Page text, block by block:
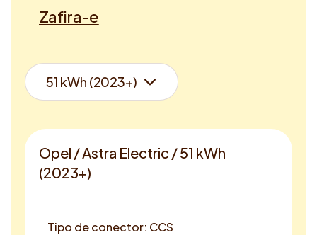
Zafira-e
Opel / Astra Electric / 51 kWh
(2023+)
Tipo de conector: CCS